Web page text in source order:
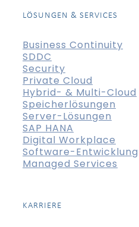
LÖSUNGEN & SERVICES
Business Continuity
SDDC
Security
Private Cloud
Hybrid- & Multi-Cloud
Speicherlösungen
Server-Lösungen
SAP HANA
Digital Workplace
Software-Entwicklung
Managed Services
KARRIERE